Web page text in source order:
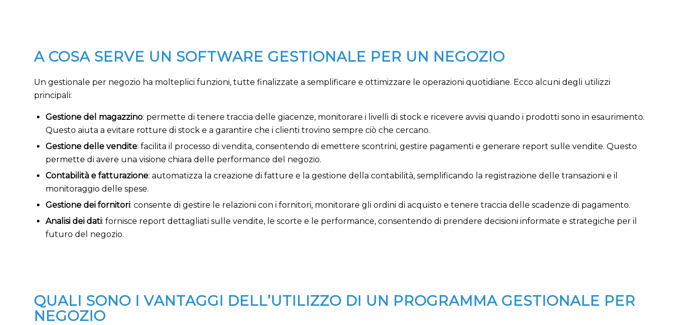
A COSA SERVE UN SOFTWARE GESTIONALE PER UN NEGOZIO
Un gestionale per negozio ha molteplici funzioni, tutte finalizzate a semplificare e ottimizzare le operazioni quotidiane. Ecco alcuni degli utilizzi
principali:
Gestione del magazzino: permette di tenere traccia delle giacenze, monitorare i livelli di stock e ricevere avvisi quando i prodotti sono in esaurimento.
Questo aiuta a evitare rotture di stock e a garantire che i clienti trovino sempre ciò che cercano.
Gestione delle vendite: facilita il processo di vendita, consentendo di emettere scontrini, gestire pagamenti e generare report sulle vendite. Questo
permette di avere una visione chiara delle performance del negozio.
Contabilità e fatturazione: automatizza la creazione di fatture e la gestione della contabilità, semplificando la registrazione delle transazioni e il
monitoraggio delle spese.
Gestione dei fornitori: consente di gestire le relazioni con i fornitori, monitorare gli ordini di acquisto e tenere traccia delle scadenze di pagamento.
Analisi dei dati: fornisce report dettagliati sulle vendite, le scorte e le performance, consentendo di prendere decisioni informate e strategiche per il
futuro del negozio.
QUALI SONO I VANTAGGI DELL’UTILIZZO DI UN PROGRAMMA GESTIONALE PER
NEGOZIO